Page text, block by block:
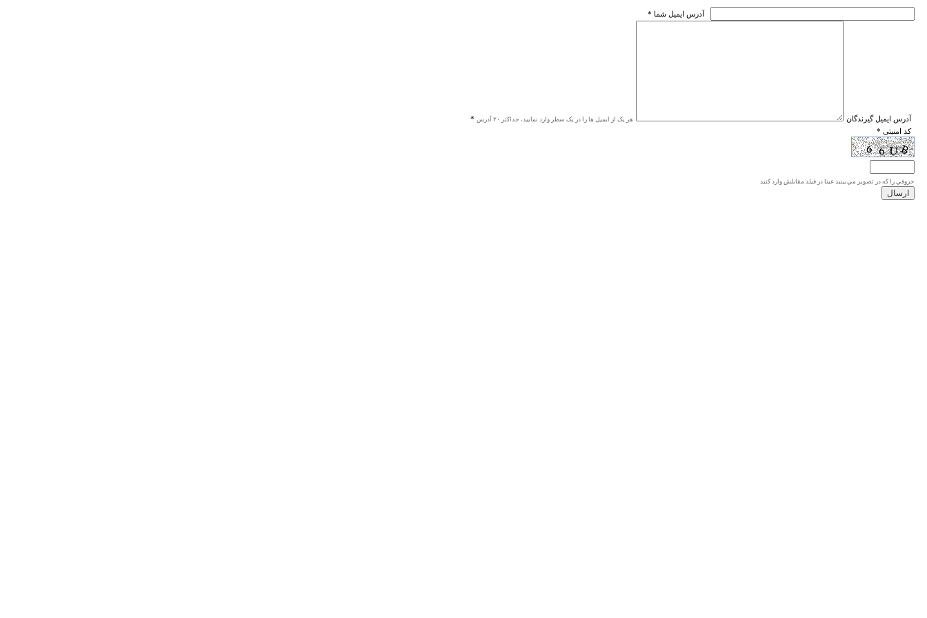
* آدرس ايميل شما
* آدرس ايميل گيرندگان هر یک از ایمیل ها را در یک سطر وارد نمایید، حداکثر ۲۰ آدرس
* کد امنیتی
حروفي را كه در تصوير مي‌بينيد عينا در فيلد مقابلش وارد كنيد